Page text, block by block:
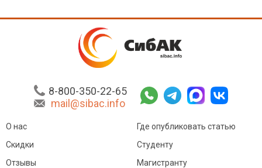
8-800-350-22-65
mail@sibac.info
О нас
Скидки
Отзывы
Где опубликовать статью
Студенту
Магистранту